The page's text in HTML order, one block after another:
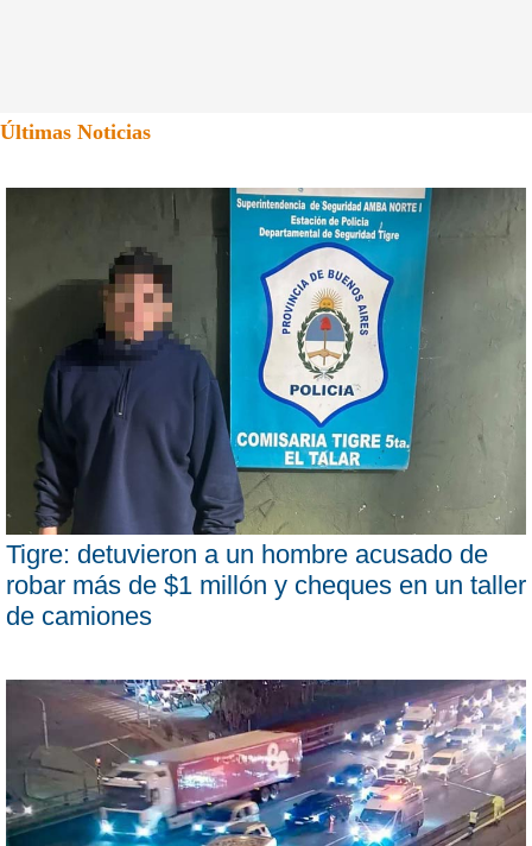
Últimas Noticias
Tigre: detuvieron a un hombre acusado de
robar más de $1 millón y cheques en un taller
de camiones